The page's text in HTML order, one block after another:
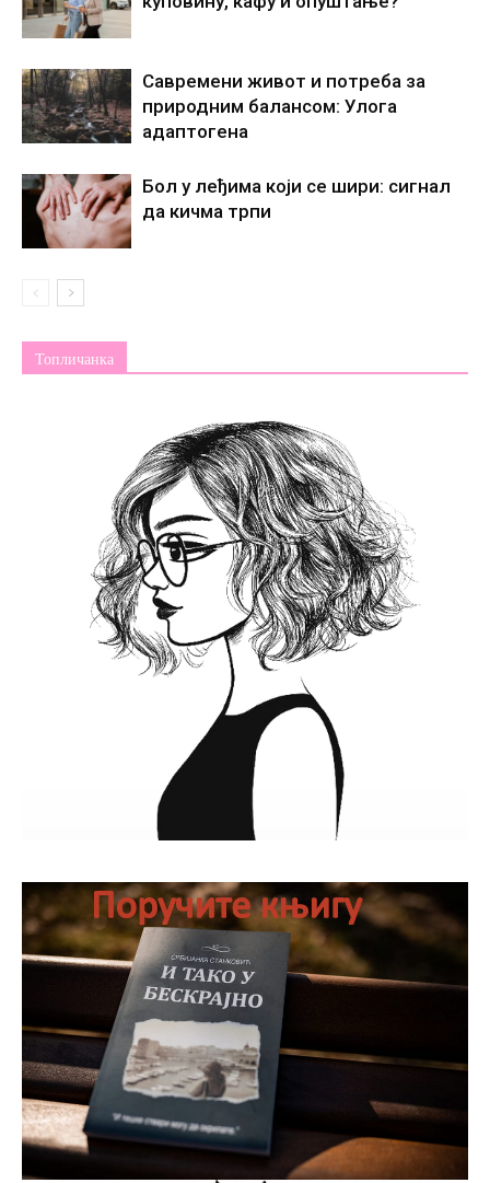
Савремени живот и потреба за
природним балансом: Улога
адаптогена
Бол у леђима који се шири: сигнал
да кичма трпи
Топличанка